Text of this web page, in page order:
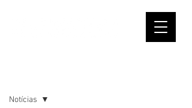
Notícias